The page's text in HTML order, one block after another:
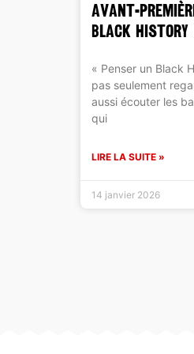
AVANT-
BLACK
« Penser un Black
pas seulement
aussi écouter les
qui
LIRE LA SUITE »
14 janvier 2026